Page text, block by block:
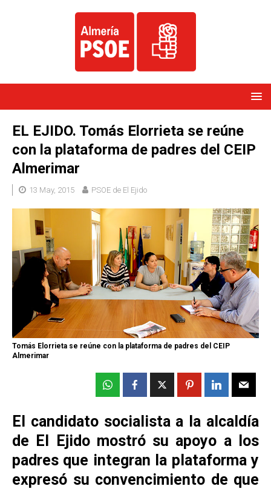
EL EJIDO. Tomás Elorrieta se reúne
con la plataforma de padres del CEIP
Almerimar
13 May, 2015 PSOE de El Ejido
Tomás Elorrieta se reúne con la plataforma de padres del CEIP
Almerimar
El candidato socialista a la alcaldía
de El Ejido mostró su apoyo a los
padres que integran la plataforma y
expresó su convencimiento de que